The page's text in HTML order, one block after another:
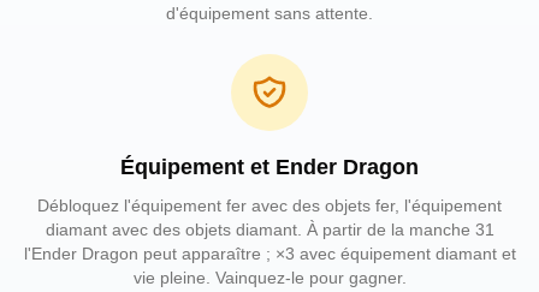
d'équipement sans attente.
Équipement et Ender Dragon
Débloquez l'équipement fer avec des objets fer, l'équipement
diamant avec des objets diamant. À partir de la manche 31
l'Ender Dragon peut apparaître ; ×3 avec équipement diamant et
vie pleine. Vainquez-le pour gagner.